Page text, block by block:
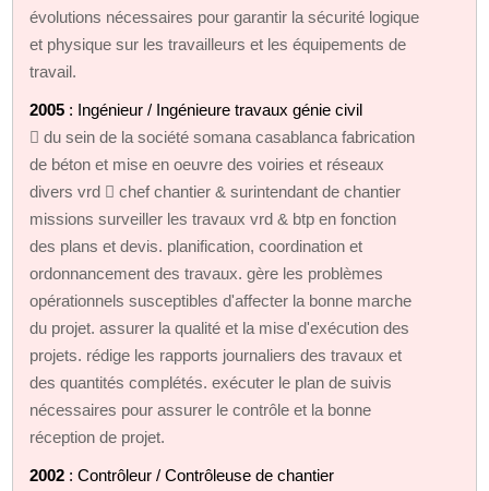
évolutions nécessaires pour garantir la sécurité logique
et physique sur les travailleurs et les équipements de
travail.
2005 : Ingénieur / Ingénieure travaux génie civil
 du sein de la société somana casablanca fabrication
de béton et mise en oeuvre des voiries et réseaux
divers vrd  chef chantier & surintendant de chantier
missions surveiller les travaux vrd & btp en fonction
des plans et devis. planification, coordination et
ordonnancement des travaux. gère les problèmes
opérationnels susceptibles d'affecter la bonne marche
du projet. assurer la qualité et la mise d'exécution des
projets. rédige les rapports journaliers des travaux et
des quantités complétés. exécuter le plan de suivis
nécessaires pour assurer le contrôle et la bonne
réception de projet.
2002 : Contrôleur / Contrôleuse de chantier